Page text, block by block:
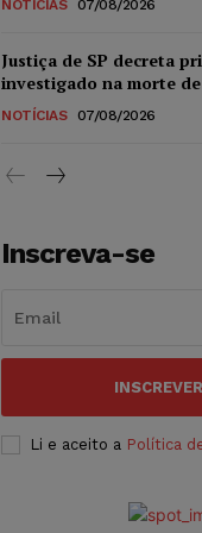
NOTÍCIAS 07/08/2026
Justiça de SP decreta
investigado na morte
NOTÍCIAS 07/08/2026
Inscreva-se
INSCREVER
Li e aceito a Política